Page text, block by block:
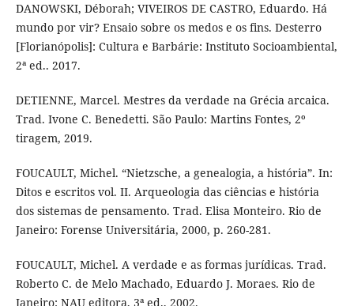
DANOWSKI, Déborah; VIVEIROS DE CASTRO, Eduardo. Há
mundo por vir? Ensaio sobre os medos e os fins. Desterro
[Florianópolis]: Cultura e Barbárie: Instituto Socioambiental,
2ª ed.. 2017.
DETIENNE, Marcel. Mestres da verdade na Grécia arcaica.
Trad. Ivone C. Benedetti. São Paulo: Martins Fontes, 2º
tiragem, 2019.
FOUCAULT, Michel. “Nietzsche, a genealogia, a história”. In:
Ditos e escritos vol. II. Arqueologia das ciências e história
dos sistemas de pensamento. Trad. Elisa Monteiro. Rio de
Janeiro: Forense Universitária, 2000, p. 260-281.
FOUCAULT, Michel. A verdade e as formas jurídicas. Trad.
Roberto C. de Melo Machado, Eduardo J. Moraes. Rio de
Janeiro: NAU editora, 3ª ed., 2002.